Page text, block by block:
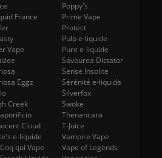
France
Vape
Eggz
Creek
Cloud
e-liquide
qui Vape
Poppy's
Prime Vape
Protect
Pulp e-liquide
Pure e-liquide
Savourea Dictator
Sense Insolite
Sérénité e-liquide
Silverfox
Swoke
Thenancara
T-Juice
Vampire Vape
Vape of Legends